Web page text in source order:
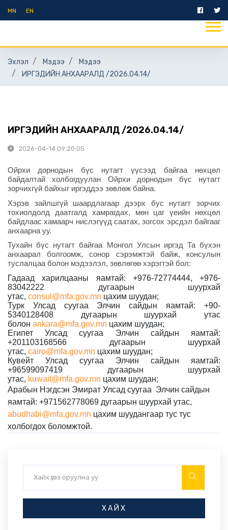
MN EN
Эхлэл Мэдээ
Мэдээ
ИРГЭДИЙН АНХААРАЛД /2026.04.14/
ИРГЭДИЙН АНХААРАЛД /2026.04.14/
2026-04-14 09:20:05
Ойрхи дорнодын бүс нутагт үүсээд байгаа нөхцөл
байдалтай холбогдуулан Ойрхи дорнодын бүс нутагт
зорчихгүй байхыг иргэддээ зөвлөж байна.
Хэрэв зайлшгүй шаардлагаар дээрх бус нутагт зорчих
тохиолдолд даатгалд хамрагдах, мөн цаг үеийн нөхцөл
байдлаас хамаарч нислэгүүд саатах, зогсох эрсдэл байгааг
анхаарна уу.
Тухайн бүс нутагт байгаа Монгол Улсын иргэд Та бүхэн
анхаарал болгоомж, сонор сэрэмжтэй байж, консулын
туслалцаа болон мэдээлэл, зөвлөгөө хэрэгтэй бол:
Гадаад харилцааны яамтай: +976-72774444, +976-
83042222 дугаарын шуурхай
утас, consul@mfa.gov.mn цахим шуудан;
Турк Улсад суугаа Элчин сайдын яамтай: +90-
5340128408 дугаарын шуурхай утас
болон ankara@mfa.gov.mn цахим шуудан;
Египет Улсад суугаа Элчин сайдын яамтай:
+201103168566 дугаарын шуурхай
утас, cairo@mfa.gov.mn цахим шуудан;
Кувейт Улсад суугаа Элчин сайдын яамтай:
+96599097419 дугаарын шуурхай
утас, kuwait@mfa.gov.mn цахим шуудан;
Арабын Нэгдсэн Эмират Улсад суугаа Элчин сайдын
яамтай: +971562778069 дугаарын шуурхай утас,
abudhabi@mfa.gov.mn цахим шуудангаар тус тус
холбогдох боломжтой.
ХАЙХ